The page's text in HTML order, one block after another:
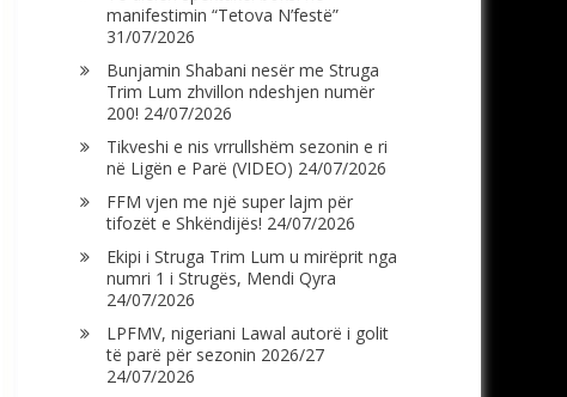
manifestimin “Tetova N’festë”
31/07/2026
Bunjamin Shabani nesër me Struga
Trim Lum zhvillon ndeshjen numër
200! 24/07/2026
Tikveshi e nis vrrullshëm sezonin e ri
në Ligën e Parë (VIDEO) 24/07/2026
FFM vjen me një super lajm për
tifozët e Shkëndijës! 24/07/2026
Ekipi i Struga Trim Lum u mirëprit nga
numri 1 i Strugës, Mendi Qyra
24/07/2026
LPFMV, nigeriani Lawal autorë i golit
të parë për sezonin 2026/27
24/07/2026